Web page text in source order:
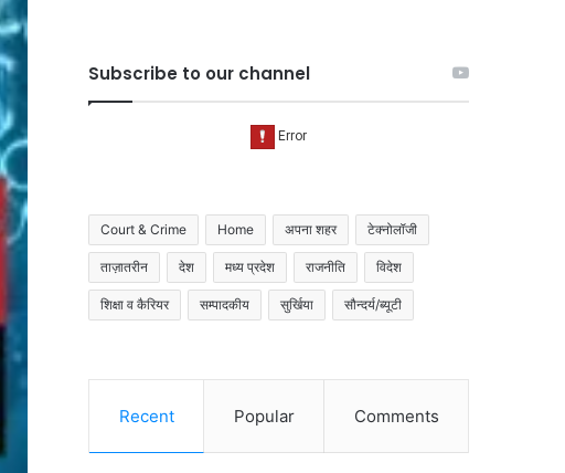
Subscribe to our channel
Court & Crime Home अपना शहर टेक्नोलॉजी
ताज़ातरीन देश मध्य प्रदेश राजनीति विदेश
शिक्षा व कैरियर सम्पादकीय सुर्खिया सौन्दर्य/ब्यूटी
Recent Popular Comments